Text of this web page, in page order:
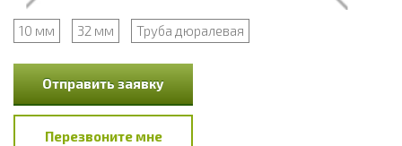
10 мм 32 мм Труба дюралевая
Отправить заявку
Перезвоните мне